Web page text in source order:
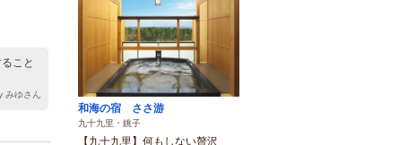
こと
みゆさん
和海の宿 ささ游
九十九里・銚子
【九十九里】何もしない贅沢